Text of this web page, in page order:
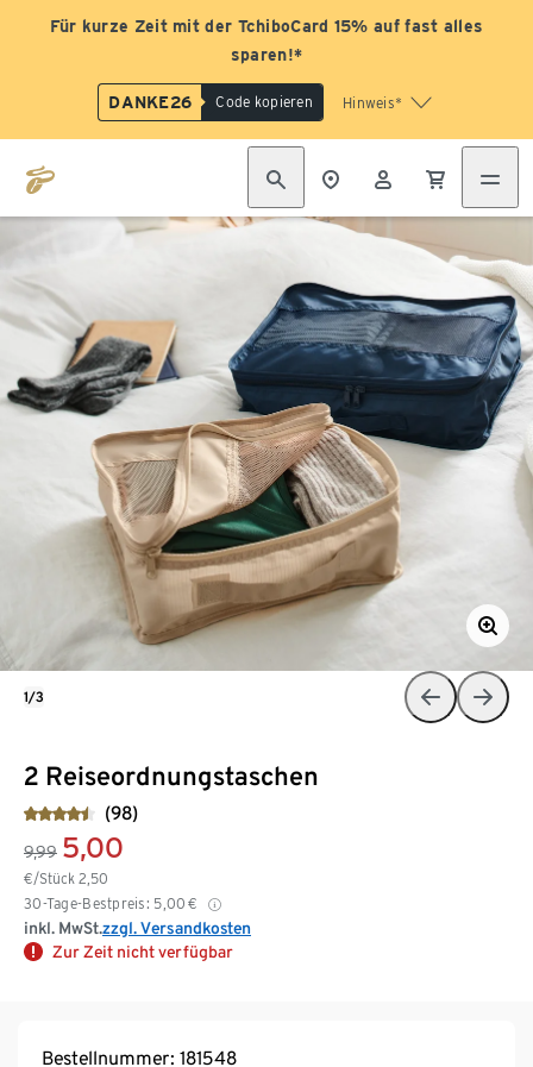
Für kurze Zeit mit der TchiboCard 15% auf fast alles
sparen!*
DANKE26 Code kopieren Hinweis*
2 Reiseordnungstaschen
(98)
9,99 5,00
€/Stück 2,50
30-Tage-Bestpreis: 5,00 €
inkl. MwSt.zzgl. Versandkosten
Zur Zeit nicht verfügbar
1/3
Bestellnummer: 181548